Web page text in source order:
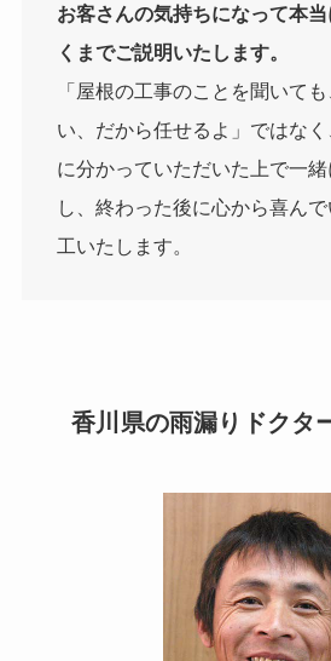
お客さんの気持ちになって本
くまでご説明いたします。
「屋根の工事のことを聞いて
い、だから任せるよ」ではな
に分かっていただいた上で一
し、終わった後に心から喜ん
工いたします。
香川県の雨漏りドクタ